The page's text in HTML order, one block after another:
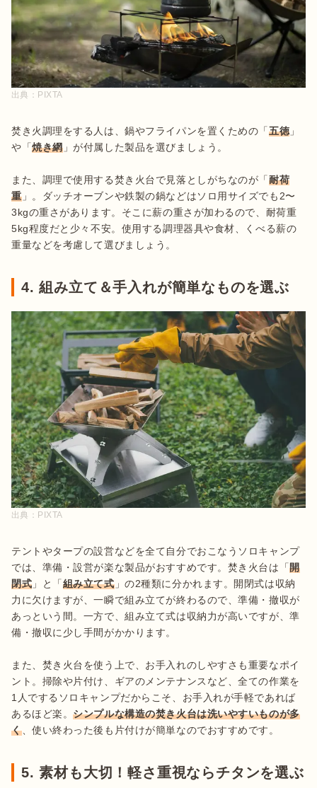
出典： PIXTA
焚き火調理をする人は、鍋やフライパンを置くための「五徳 」
や「焼き網」が付属した製品を選びましょう。
また、調理で使用する焚き火台で見落としがちなのが「耐荷
重」。ダッチオーブンや鉄製の鍋などはソロ用サイズでも2〜
3kgの重さがあります。そこに薪の重さが加わるので、耐荷重
5kg程度だと少々不安。使用する調理器具や食材、くべる薪の
重量などを考慮して選びましょう。
4. 組み立て＆手入れが簡単なものを選ぶ
出典： PIXTA
テントやタープの設営などを全て自分でおこなうソロキャンプ
では、準備・設営が楽な製品がおすすめです。焚き火台は「開
閉式 」と「組み立て式」の2種類に分かれます。開閉式は収納
力に欠けますが、一瞬で組み立てが終わるので、準備・撤収が
あっという間。一方で、組み立て式は収納力が高いですが、準
備・撤収に少し手間がかかります。
また、焚き火台を使う上で、お手入れのしやすさも重要なポイ
ント。掃除や片付け、ギアのメンテナンスなど、全ての作業を
1人でするソロキャンプだからこそ、お手入れが手軽であれば
あるほど楽。シンプルな構造の焚き火台は洗いやすいものが多
く、使い終わった後も片付けが簡単なのでおすすめです。
5. 素材も大切！軽さ重視ならチタンを選ぶ